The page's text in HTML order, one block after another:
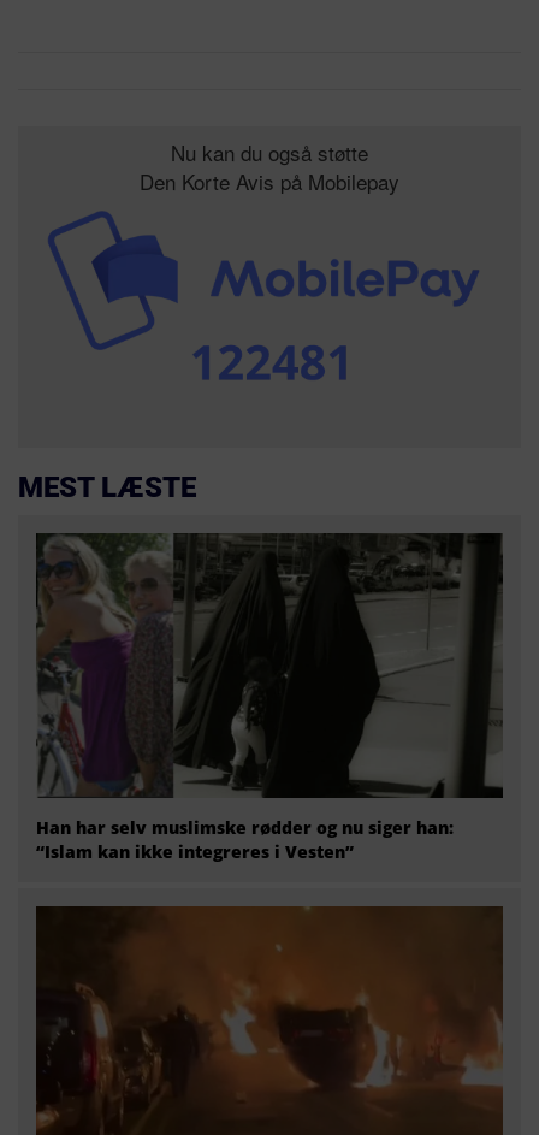
Nu kan du også støtte
Den Korte Avis på Mobilepay
MEST LÆSTE
Han har selv muslimske rødder og nu siger han:
“Islam kan ikke integreres i Vesten”